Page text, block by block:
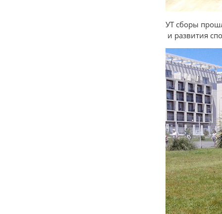
УТ сборы
и развития